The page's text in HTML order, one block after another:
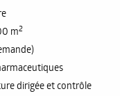
m2
dirigée et contrôle